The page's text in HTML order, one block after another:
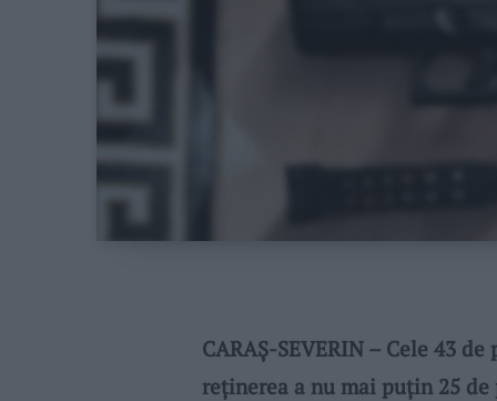
CARAȘ-SEVERIN – Cele 43
reținerea a nu mai puțin 25 de